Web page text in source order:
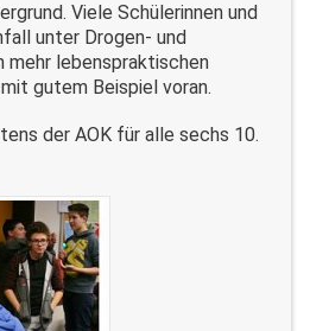
Viele Schülerinnen und
unter Drogen- und
mehr lebenspraktischen
gutem Beispiel voran.
der AOK für alle sechs 10.